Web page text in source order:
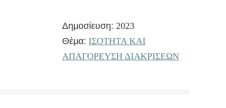
Δημοσίευση: 2023
Θέμα: ΙΣΟΤΗΤΑ ΚΑΙ
ΑΠΑΓΟΡΕΥΣΗ ΔΙΑΚΡΙΣΕΩΝ